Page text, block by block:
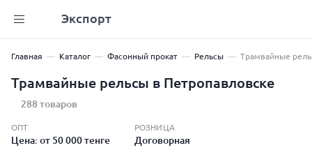
Экспорт
Главная Каталог Фасонный прокат Рельсы Трамвайные
Трамвайные рельсы в Петропавловске
288 товаров
ОПТ
Цена: от 50 000 тенге
РОЗНИЦА
Договорная